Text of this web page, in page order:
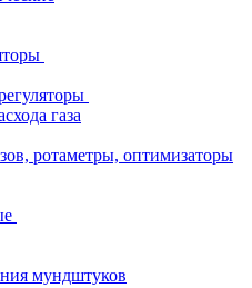
газа
ротаметры, оптимизаторы
мундштуков